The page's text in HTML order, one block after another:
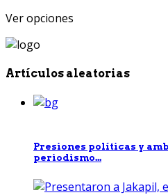
Ver opciones
Artículos aleatorias
Presiones políticas y
periodismo...